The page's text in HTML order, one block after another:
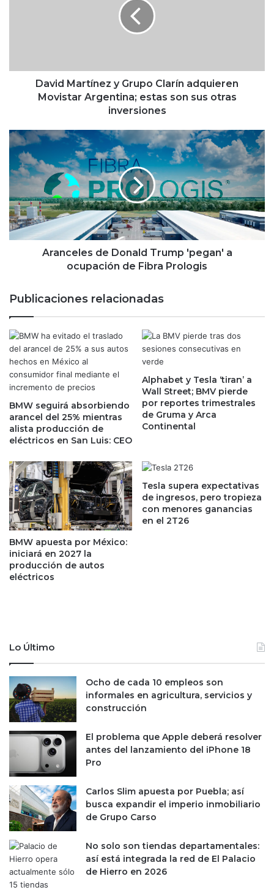
t
y
G
u
p
o
C
l
d
q
i
e
r
e
n
M
o
v
i
t
a
r
A
r
g
e
n
t
s
t
a
s
s
o
s
u
o
t
r
a
s
i
n
e
David Martínez y Grupo Clarín adquieren
Movistar Argentina; estas son sus otras
inversiones
A
r
n
c
e
l
e
s
n
a
l
d
T
r
u
m
p
'
p
e
a
n
'
a
o
u
a
e
F
i
b
r
o
g
i
s
Aranceles de Donald Trump 'pegan' a
ocupación de Fibra Prologis
Publicaciones relacionadas
BMW seguirá absorbiendo
arancel del 25% mientras
alista producción de
eléctricos en San Luis: CEO
Alphabet y Tesla ‘tiran’ a
Wall Street; BMV pierde
por reportes trimestrales
de Gruma y Arca
Continental
BMW apuesta por México:
iniciará en 2027 la
producción de autos
eléctricos
Tesla supera expectativas
de ingresos, pero tropieza
con menores ganancias
en el 2T26
Lo Último
Ocho de cada 10 empleos son
informales en agricultura, servicios y
construcción
El problema que Apple deberá resolver
antes del lanzamiento del iPhone 18
Pro
Carlos Slim apuesta por Puebla; así
busca expandir el imperio inmobiliario
de Grupo Carso
No solo son tiendas departamentales:
así está integrada la red de El Palacio
de Hierro en 2026